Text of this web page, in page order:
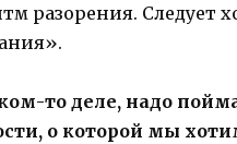
разорения. Следует
то деле, надо
о которой мы